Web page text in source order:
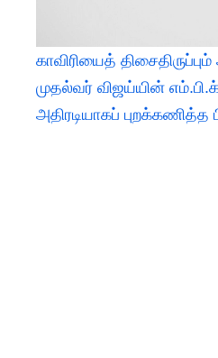
காவிரியைத்
முதல்வர் விஜய்யின்
அதிரடியாகப் புறக்கணித்த